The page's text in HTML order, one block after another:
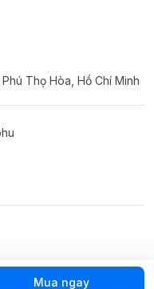
Mua ngay
Thọ Hòa, Hồ Chí Minh